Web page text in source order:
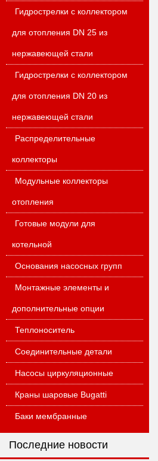
Гидрострелки с коллектором
для отопления DN 25 из
нержавеющей стали
Гидрострелки с коллектором
для отопления DN 20 из
нержавеющей стали
Распределительные
коллекторы
Модульные коллекторы
отопления
Готовые модули для
котельной
Основания насосных групп
Монтажные элементы и
дополнительные опции
Теплоноситель
Соединительные детали
Насосы циркуляционные
Краны шаровые Bugatti
Баки мембранные
Последние новости